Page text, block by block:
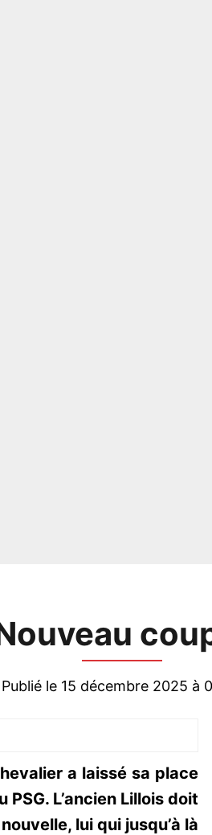
Publié le 15 décembre 2025 à
a laissé sa place
L’ancien Lillois doit
lui qui jusqu’à là